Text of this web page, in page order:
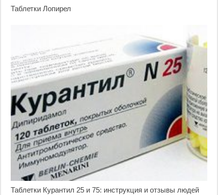
Таблетки Лопирел
Таблетки Курантил 25 и 75: инструкция и отзывы людей